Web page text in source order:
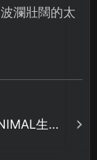
瀾壯闊的太
生靈